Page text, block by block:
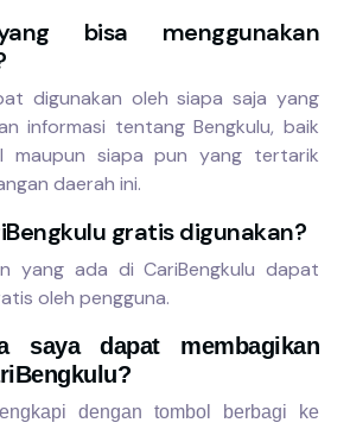
bisa menggunakan
digunakan oleh siapa saja yang
informasi tentang Bengkulu, baik
maupun siapa pun yang tertarik
daerah ini.
gratis digunakan?
yang ada di CariBengkulu dapat
oleh pengguna.
saya dapat membagikan
dengan tombol berbagi ke